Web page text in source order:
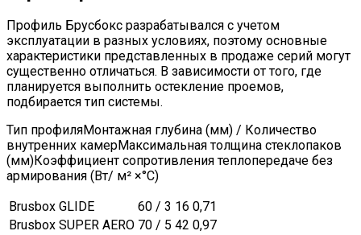
Профиль Брусбокс разрабатывался с учетом
эксплуатации в разных условиях, поэтому основные
характеристики представленных в продаже серий могут
существенно отличаться. В зависимости от того, где
планируется выполнить остекление проемов,
подбирается тип системы.
Тип профиляМонтажная глубина (мм) / Количество
внутренних камерМаксимальная толщина стеклопаков
(мм)Коэффициент сопротивления теплопередаче без
армирования (Вт/ м² ×°C)
Brusbox GLIDE
60 / 3 16 0,71
Brusbox SUPER AERO 70 / 5 42 0,97